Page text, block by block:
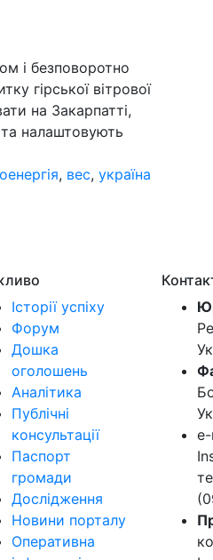
і безповоротно
гірської вітрової
на Закарпатті,
та налаштовують
, вес, україна
Історії успіху
Форум
Дошка
оголошень
Аналітика
Публічні
консультації
Паспорт
громади
Дослідження
Новини порталу
Оперативна